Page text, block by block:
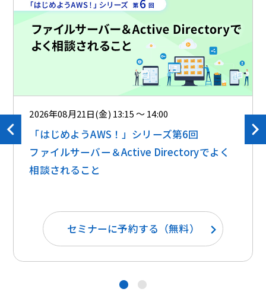
2026年08月21日(金) 13:15 ～ 14:00
「はじめようAWS！」シリーズ第6回
ファイルサーバー＆Active Directoryでよく
相談されること
セミナーに予約する（無料）
● ●